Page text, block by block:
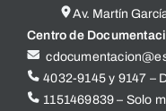
Av. Martín
Centro de
4032-9145 y 9147 –
1151469839 – Solo